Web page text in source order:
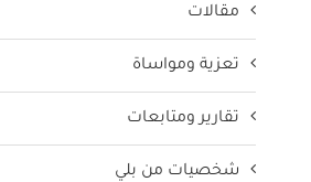
والمعلمات المعنيين بحركة النقل الخارجي
مقالات
تعزية ومواساة
تقارير ومتابعات
شخصيات من بلي